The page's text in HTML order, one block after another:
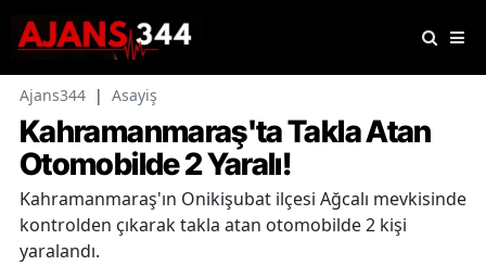
Ajans344 | Asayiş
Kahramanmaraş'ta Takla Atan
Otomobilde 2 Yaralı!
Kahramanmaraş'ın Onikişubat ilçesi Ağcalı mevkisinde
kontrolden çıkarak takla atan otomobilde 2 kişi
yaralandı.